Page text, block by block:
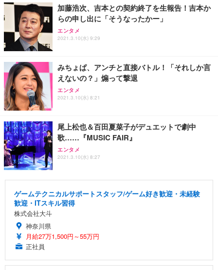
加藤浩次、吉本との契約終了を生報告！吉本か
らの申し出に「そうなったかー」
エンタメ
2021.3.10(水) 9:29
みちょぱ、アンチと直接バトル！「それしか言
えないの？」煽って撃退
エンタメ
2021.3.10(水) 8:21
尾上松也＆百田夏菜子がデュエットで劇中
歌……『MUSIC FAIR』
エンタメ
2021.3.10(水) 8:27
ゲームテクニカルサポートスタッフ/ゲーム好き歓迎・未経験
歓迎・ITスキル習得
株式会社大斗
神奈川県
月給27万1,500円～55万円
正社員